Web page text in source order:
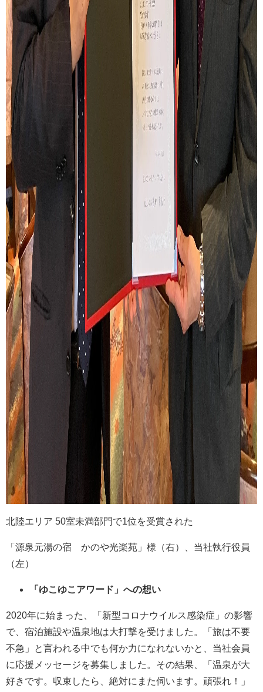
北陸エリア 50室未満部門で1位を受賞された
「源泉元湯の宿 かのや光楽苑」様（右）、当社執行役員
（左）
「ゆこゆこアワード」への想い
2020年に始まった、「新型コロナウイルス感染症」の影響
で、宿泊施設や温泉地は大打撃を受けました。「旅は不要
不急」と言われる中でも何か力になれないかと、当社会員
に応援メッセージを募集しました。その結果、「温泉が大
好きです。収束したら、絶対にまた伺います。頑張れ！」